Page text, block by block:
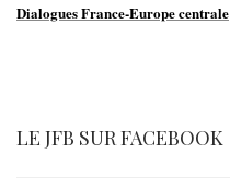
Dialogues France-Europe centrale
LE JFB SUR FACEBOOK